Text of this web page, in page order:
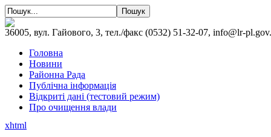
36005, вул. Гайового, 3, тел./факс (0532) 51-32-07, info@lr-
Головна
Новини
Районна Рада
Публічна інформація
Відкриті дані (тестовий режим)
Про очищення влади
xhtml